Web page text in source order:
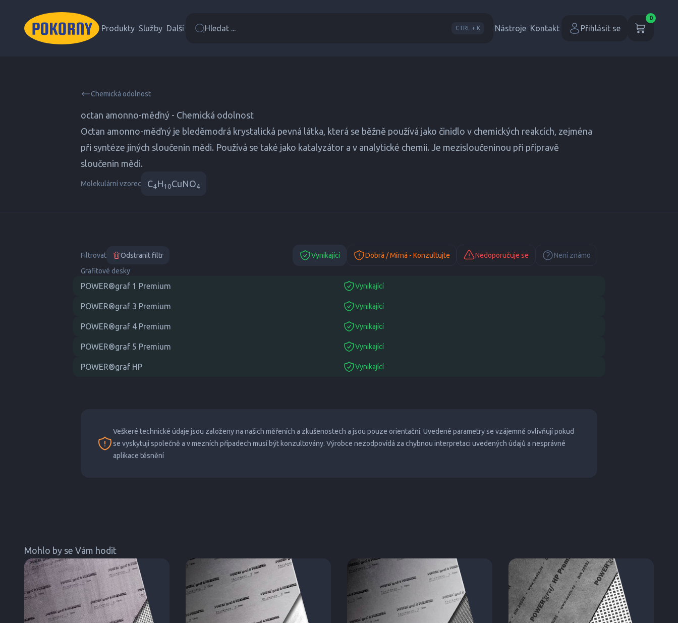
Produkty Služby Další Hledat ... CTRL + K Nástroje Kontakt Přihlásit se
0
Chemická odolnost
octan amonno-měďný - Chemická odolnost
Octan amonno-měďný je bleděmodrá krystalická pevná látka, která se běžně používá jako činidlo v chemických reakcích, zejména
při syntéze jiných sloučenin mědi. Používá se také jako katalyzátor a v analytické chemii. Je mezisloučeninou při přípravě
sloučenin mědi.
Molekulární vzorec C4H10CuNO4
Filtrovat Odstranit filtr Vynikající Dobrá / Mírná - Konzultujte Nedoporučuje se
Není známo
Grafitové desky
POWER®graf 1 Premium Vynikající
suitable
POWER®graf 3 Premium Vynikající
suitable
POWER®graf 4 Premium Vynikající
suitable
POWER®graf 5 Premium Vynikající
suitable
POWER®graf HP Vynikající
suitable
Veškeré technické údaje jsou založeny na našich měřeních a zkušenostech a jsou pouze orientační. Uvedené parametry se vzájemně ovlivňují pokud
se vyskytují společně a v mezních případech musí být konzultovány. Výrobce nezodpovídá za chybnou interpretaci uvedených údajů a nesprávné
aplikace těsnění
Mohlo by se Vám hodit